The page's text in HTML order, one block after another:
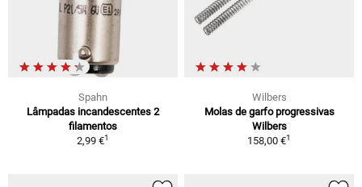
Spahn
Lâmpadas incandescentes 2
filamentos
2,99 €1
Wilbers
Molas de garfo progressivas
Wilbers
158,00 €1